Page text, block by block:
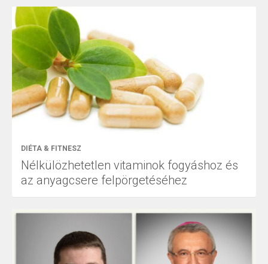
DIÉTA & FITNESZ
Nélkülözhetetlen vitaminok fogyáshoz és
az anyagcsere felpörgetéséhez